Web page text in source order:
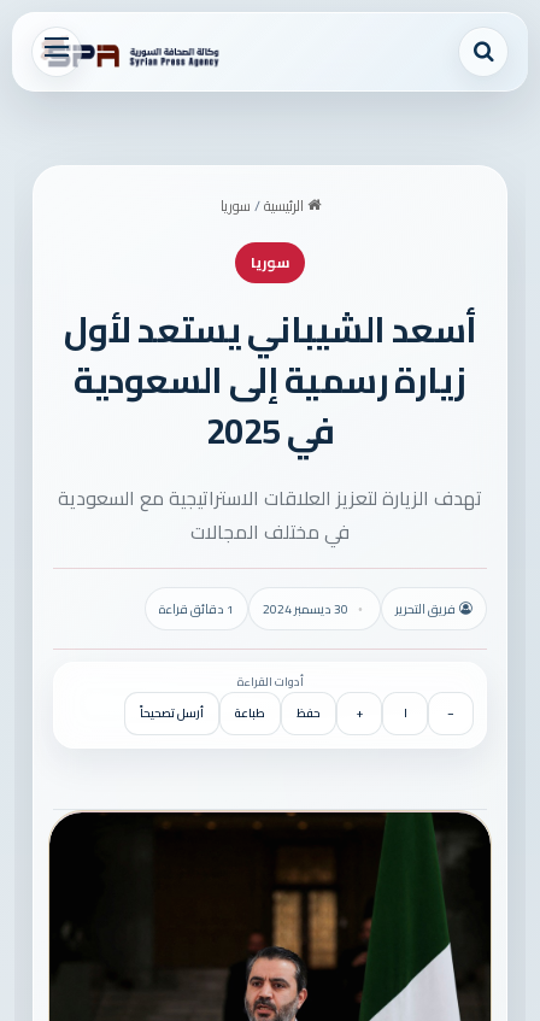
القائمة بحث عن
الرئيسية/سوريا
سوريا
أسعد الشيباني يستعد لأول
زيارة رسمية إلى السعودية
في 2025
تهدف الزيارة لتعزيز العلاقات الاستراتيجية مع السعودية
في مختلف المجالات
فريق التحرير 30 ديسمبر 2024 1 دقائق قراءة
أدوات القراءة
−
١ + حفظ طباعة أرسل تصحيحاً